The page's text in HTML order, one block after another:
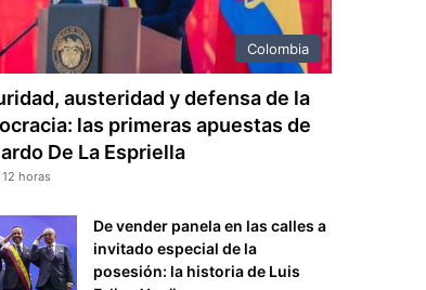
Colombia
austeridad y defensa de la
las primeras apuestas de
De La Espriella
12 horas
De vender panela en las calles a
invitado especial de la
posesión: la historia de Luis